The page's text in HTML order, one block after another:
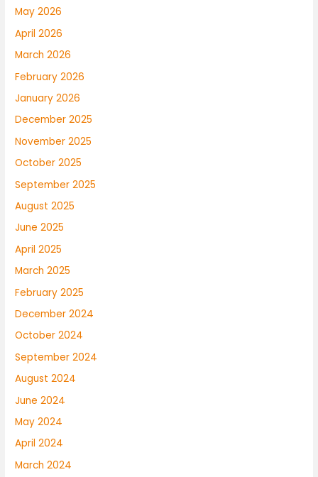
May 2026
April 2026
March 2026
February 2026
January 2026
December 2025
November 2025
October 2025
September 2025
August 2025
June 2025
April 2025
March 2025
February 2025
December 2024
October 2024
September 2024
August 2024
June 2024
May 2024
April 2024
March 2024